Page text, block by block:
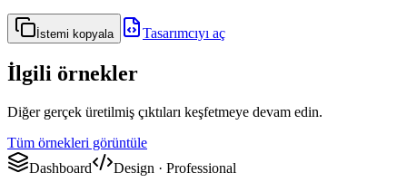
İstemi kopyala Tasarımcıyı aç
İlgili örnekler
Diğer gerçek üretilmiş çıktıları keşfetmeye devam edin.
Tüm örnekleri görüntüle
Dashboard
Design · Professional